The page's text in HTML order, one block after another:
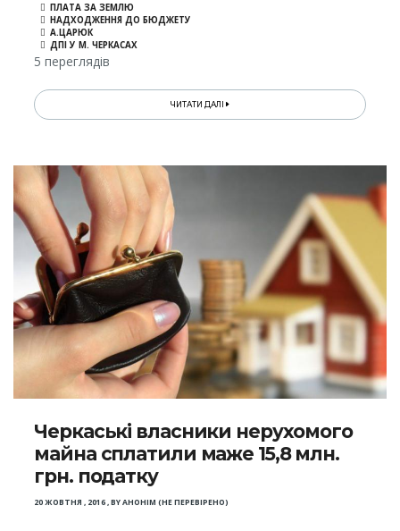
ПЛАТА ЗА ЗЕМЛЮ
НАДХОДЖЕННЯ ДО БЮДЖЕТУ
А.ЦАРЮК
ДПІ У М. ЧЕРКАСАХ
5 переглядів
ЧИТАТИ ДАЛІ
Черкаські власники нерухомого
майна сплатили маже 15,8 млн.
грн. податку
20 ЖОВТНЯ , 2016,BYАНОНІМ (НЕ ПЕРЕВІРЕНО)